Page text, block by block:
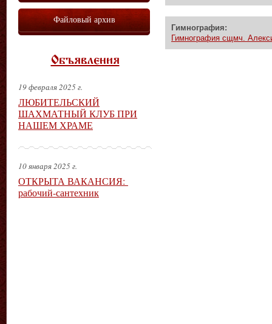
Гимнография:
Гимнография сщмч.
Файловый архив
Объявления
19 февраля 2025 г.
ЛЮБИТЕЛЬСКИЙ
ШАХМАТНЫЙ КЛУБ ПРИ
НАШЕМ ХРАМЕ
10 января 2025 г.
ОТКРЫТА ВАКАНСИЯ:
рабочий-сантехник